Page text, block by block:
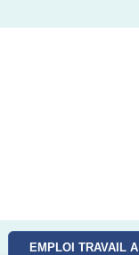
EMPLOI TRAVAIL A